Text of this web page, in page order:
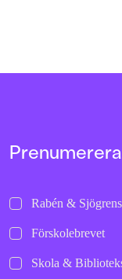
Rabén &
Förskolebrevet
Skola &